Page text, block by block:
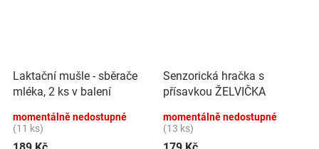
Laktační mušle - sběrače
mléka, 2 ks v balení
momentálně nedostupné
(11 ks)
Senzorická hračka s
přísavkou ŽELVIČKA
momentálně nedostupné
(13 ks)